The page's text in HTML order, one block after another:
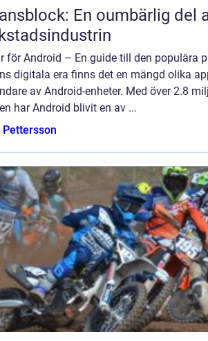
En oumbärlig del
för Android – En guide till den populära
digitala era finns det en mängd olika
av Android-enheter. Med över 2.8
har Android blivit en av ...